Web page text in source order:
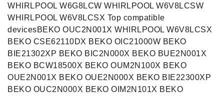
WHIRLPOOL W6G8LCW WHIRLPOOL W6V8LCSW
WHIRLPOOL W6V8LCSX Top compatible
devicesBEKO OUC2N001X WHIRLPOOL W6V8LCSX
BEKO CSE62110DX BEKO OIC21000W BEKO
BIE21302XP BEKO BIC2N000X BEKO BUE2N001X
BEKO BCW18500X BEKO OUM2N100X BEKO
OUE2N001X BEKO OUE2N000X BEKO BIE22300XP
BEKO OUC2N000X BEKO OIM2N101X BEKO